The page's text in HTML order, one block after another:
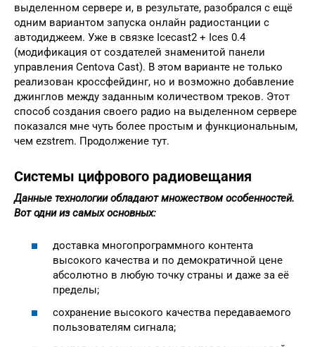
выделенном сервере и, в результате, разобрался с ещё
одним вариантом запуска онлайн радиостанции с
автодиджеем. Уже в связке Icecast2 + Ices 0.4
(модификация от создателей знаменитой панели
управления Centova Cast). В этом варианте не только
реализован кроссфейдинг, но и возможно добавление
джинглов между заданным количеством треков. Этот
способ создания своего радио на выделенном сервере
показался мне чуть более простым и функциональным,
чем ezstrem. Продолжение тут.
Системы цифрового радиовещания
Данные технологии обладают множеством особенностей.
Вот одни из самых основных:
доставка многопрограммного контента
высокого качества и по демократичной цене
абсолютно в любую точку страны и даже за её
пределы;
сохранение высокого качества передаваемого
пользователям сигнала;